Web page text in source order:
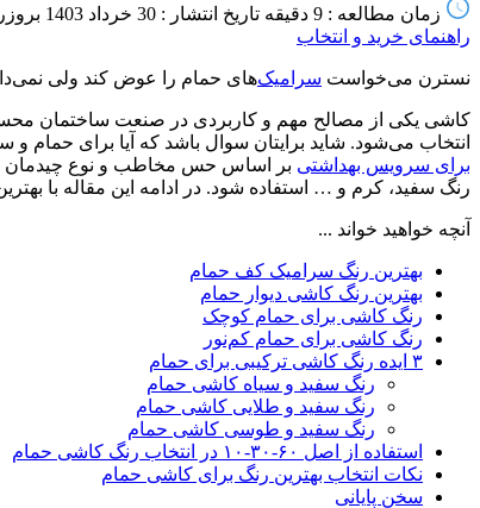
زمان مطالعه : 9 دقیقه تاریخ انتشار : 30 خرداد 1403
راهنمای خرید و انتخاب
نسترن می‌خواست سرامیک‌های حمام را عوض کند ولی
کاشی یکی از مصالح مهم و کاربردی در صنعت ساختمان
انتخاب می‌شود. شاید برایتان سوال باشد که آیا برای
برای سرویس بهداشتی بر اساس حس مخاطب و نوع چیدمان
رنگ سفید، کرم و … استفاده شود. در ادامه این مقاله با
آنچه خواهید خواند ...
بهترین رنگ سرامیک کف حمام
بهترین رنگ کاشی دیوار حمام
رنگ کاشی برای حمام کوچک
رنگ کاشی برای حمام کم‌نور
۳ ایده رنگ کاشی ترکیبی برای حمام
رنگ سفید و سیاه کاشی حمام
رنگ سفید و طلایی کاشی حمام
رنگ سفید و طوسی کاشی حمام
استفاده از اصل ۶۰-۳۰-۱۰ در انتخاب رنگ کاشی حمام
نکات انتخاب بهترین رنگ برای کاشی حمام
سخن پایانی